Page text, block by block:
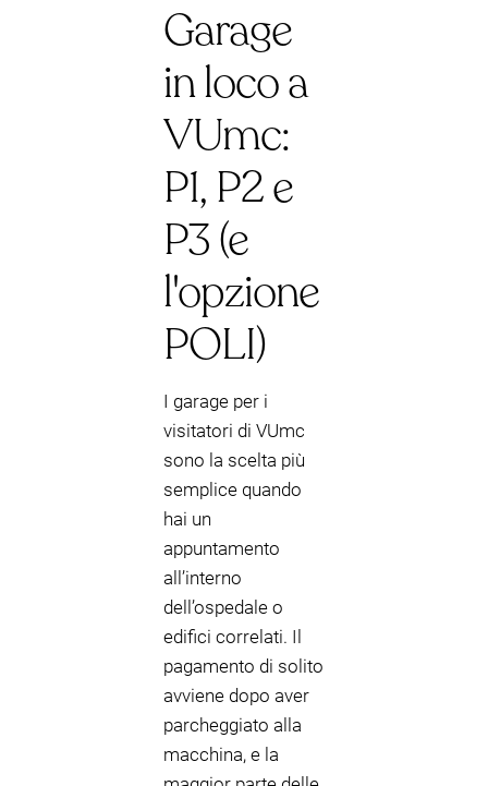
Garage
in loco a
VUmc:
P1, P2 e
P3 (e
l'opzione
POLI)
I garage per i
visitatori di VUmc
sono la scelta più
semplice quando
hai un
appuntamento
all’interno
dell’ospedale o
edifici correlati. Il
pagamento di solito
avviene dopo aver
parcheggiato alla
macchina, e la